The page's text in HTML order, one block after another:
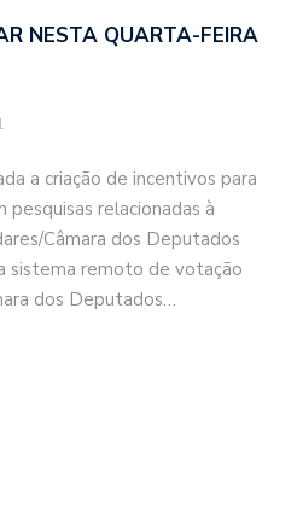
NESTA QUARTA-FEIRA
a criação de incentivos para
pesquisas relacionadas à
Câmara dos Deputados
sistema remoto de votação
dos Deputados…